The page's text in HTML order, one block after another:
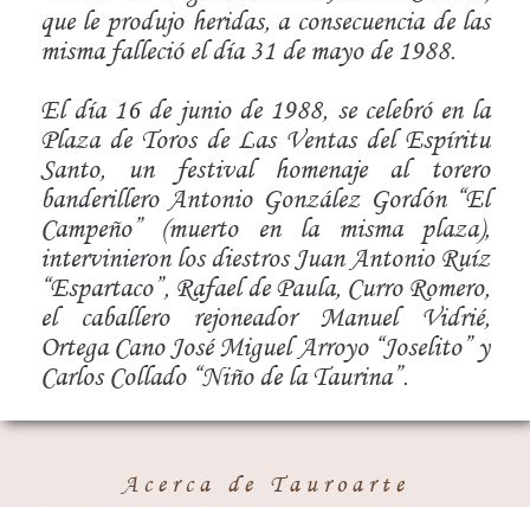
que le produjo heridas, a consecuencia de las
misma falleció el día 31 de mayo de 1988.
El día 16 de junio de 1988, se celebró en la
Plaza de Toros de Las Ventas del Espíritu
Santo, un festival homenaje al torero
banderillero Antonio González Gordón “El
Campeño” (muerto en la misma plaza),
intervinieron los diestros Juan Antonio Ruíz
“Espartaco”, Rafael de Paula, Curro Romero,
el caballero rejoneador Manuel Vidrié,
Ortega Cano José Miguel Arroyo “Joselito” y
Carlos Collado “Niño de la Taurina”.
Acerca de Tauroarte